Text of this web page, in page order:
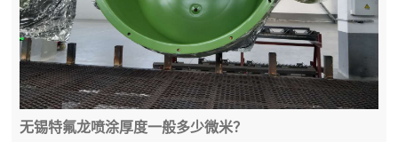
无锡特氟龙喷涂厚度一般多少微米？